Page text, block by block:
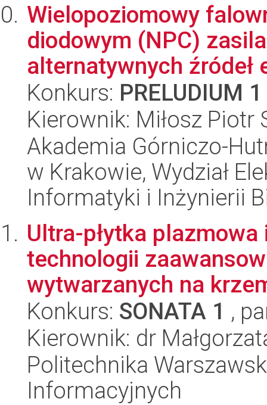
Wielopoziomowy
diodowym (NPC)
alternatywnych źródeł
Konkurs: PRELUDIUM 1
Kierownik: Miłosz Piotr
Akademia Górniczo-
w Krakowie, Wydział
Informatyki i Inżynierii
Ultra-płytka
technologii
wytwarzanych na
Konkurs: SONATA 1 ,
Kierownik: dr
Politechnika
Informacyjnych